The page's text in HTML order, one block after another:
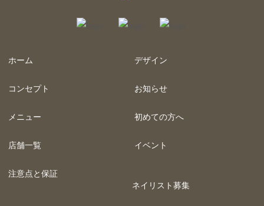
ホーム
コンセプト
メニュー
店舗一覧
注意点と保証
デザイン
お知らせ
初めての方へ
イベント
ネイリスト募集